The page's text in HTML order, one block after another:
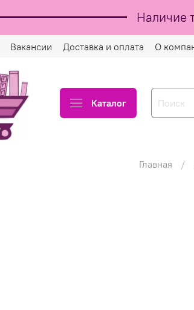
Наличие
Вакансии Доставка и оплата О
Каталог
Главная